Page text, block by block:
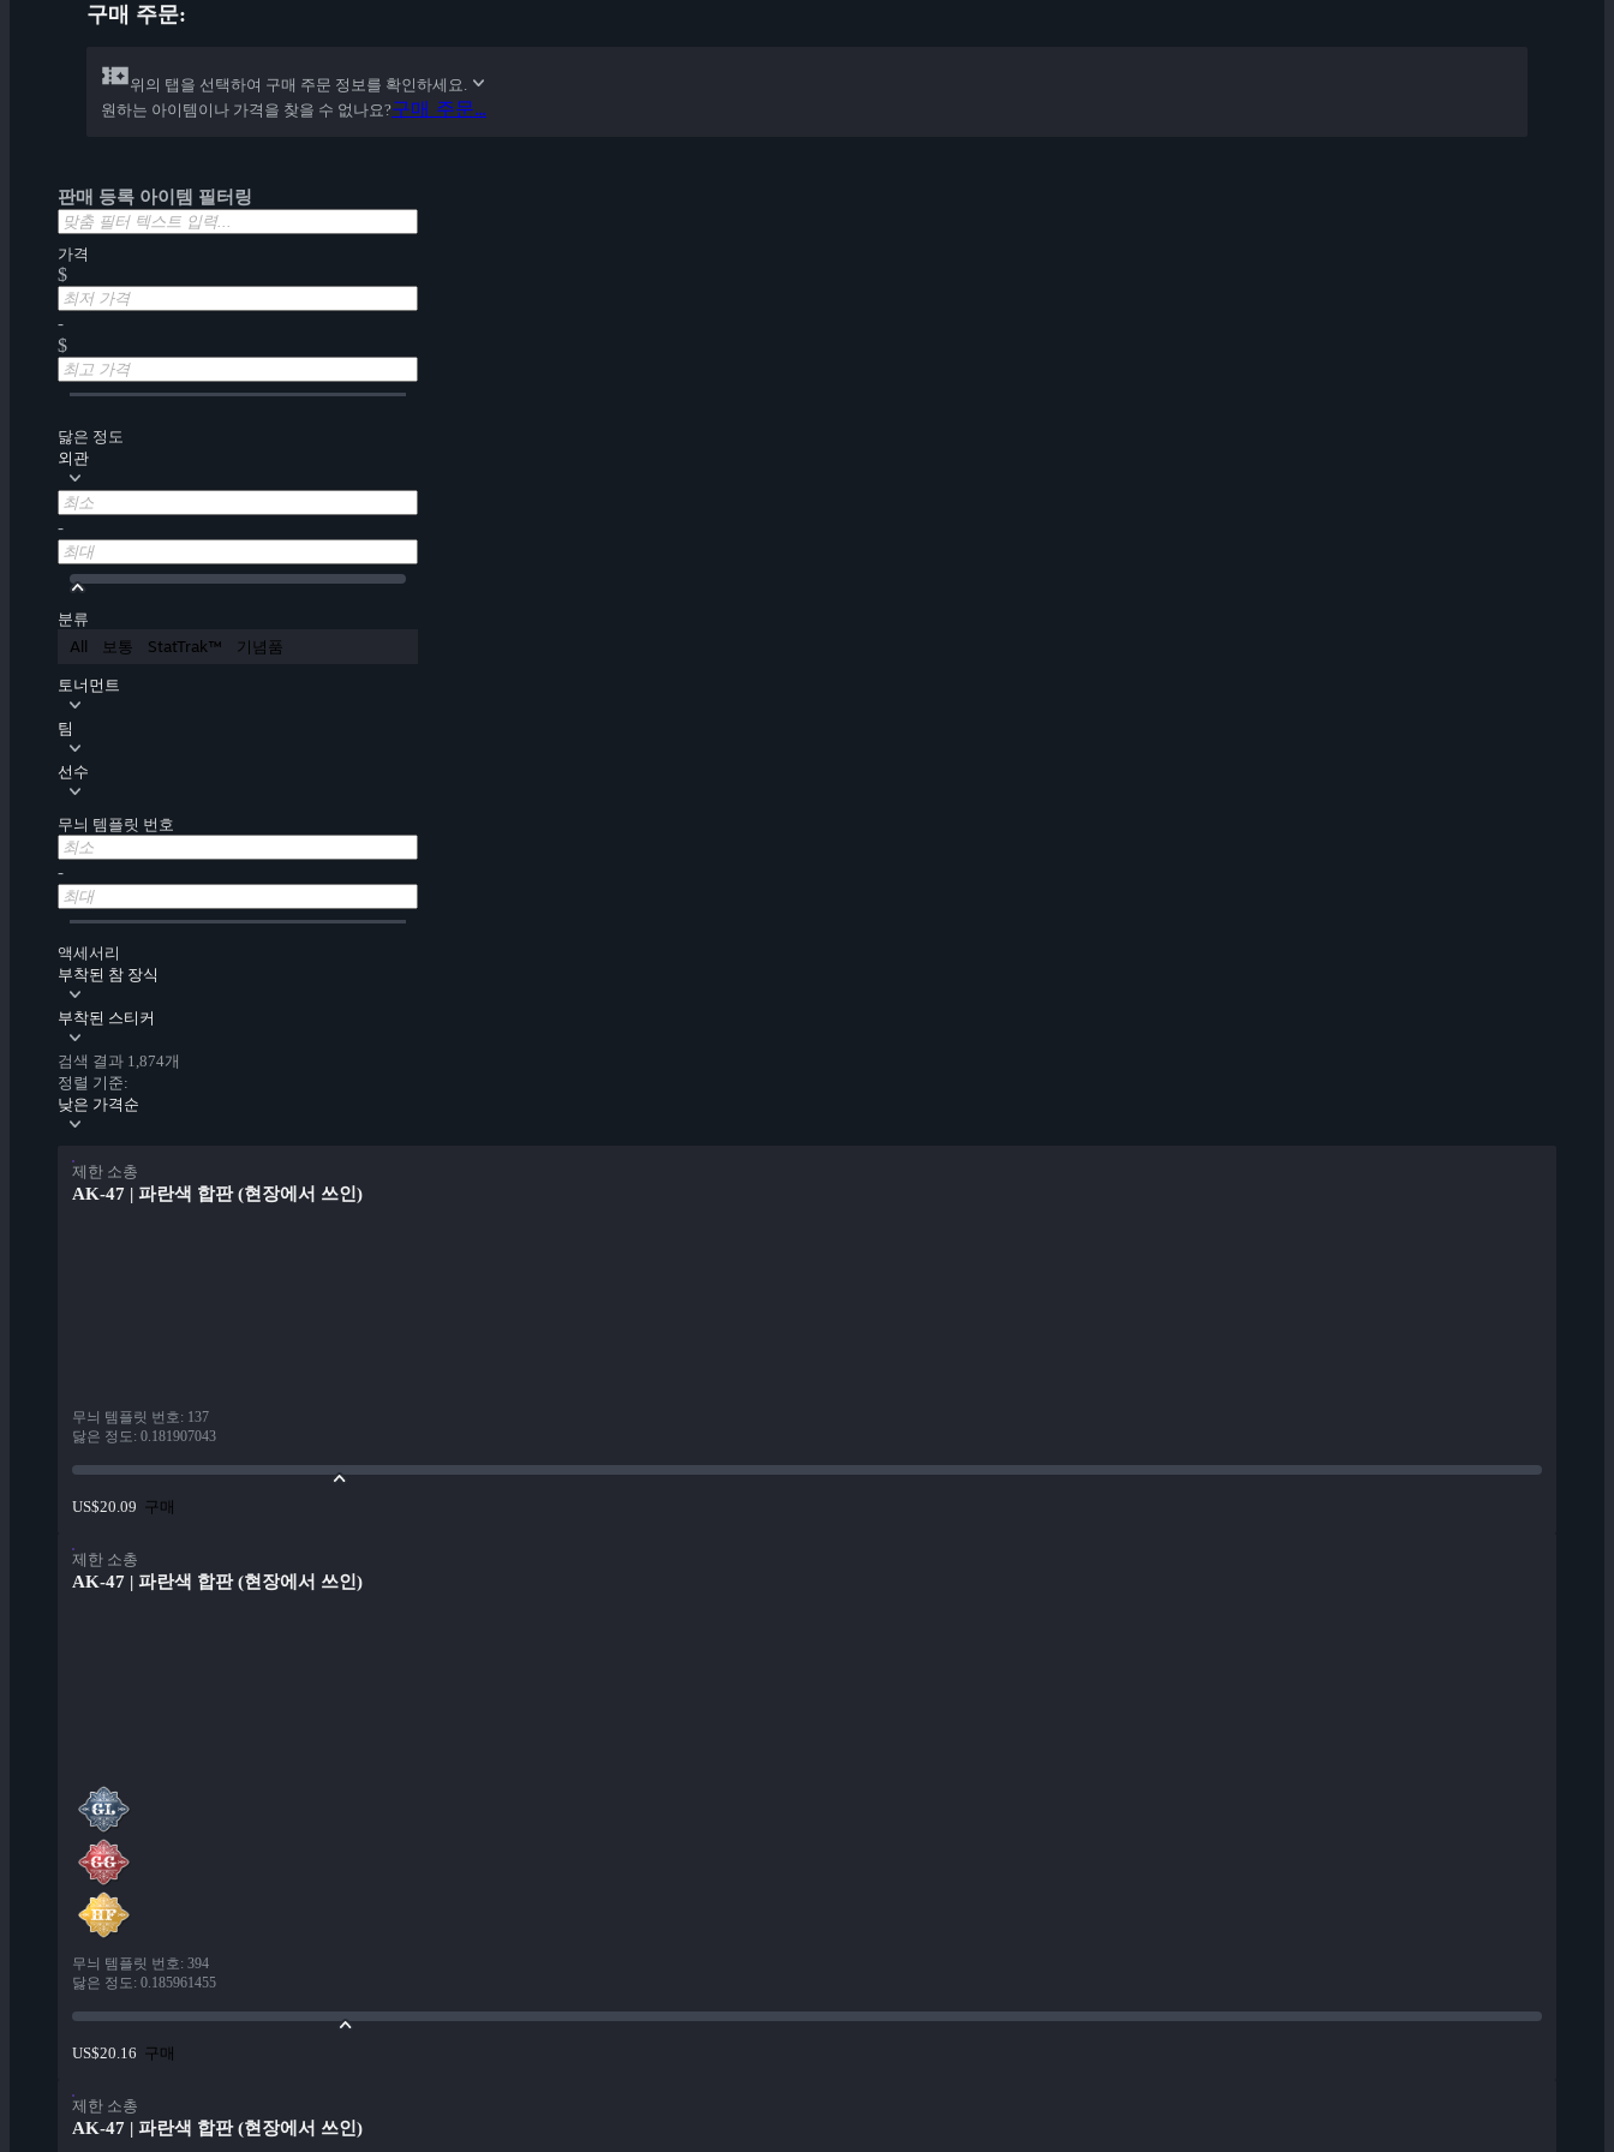
구매 주문:
위의 탭을 선택하여 구매 주문 정보를 확인하세요.
원하는 아이템이나 가격을 찾을 수 없나요?구매 주문...
판매 등록 아이템 필터링
가격
$
-
$
닳은 정도
외관
-
분류
All 보통 StatTrak™ 기념품
토너먼트
팀
선수
무늬 템플릿 번호
-
액세서리
부착된 참 장식
부착된 스티커
검색 결과 1,874개
정렬 기준:
낮은 가격순
제한 소총
AK-47 | 파란색 합판 (현장에서 쓰인)
무늬 템플릿 번호: 137
닳은 정도: 0.181907043
US$20.09 구매
제한 소총
AK-47 | 파란색 합판 (현장에서 쓰인)
무늬 템플릿 번호: 394
닳은 정도: 0.185961455
US$20.16 구매
제한 소총
AK-47 | 파란색 합판 (현장에서 쓰인)